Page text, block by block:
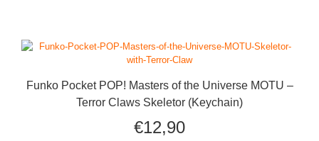
Funko Pocket POP! Masters of the Universe MOTU –
Terror Claws Skeletor (Keychain)
€12,90